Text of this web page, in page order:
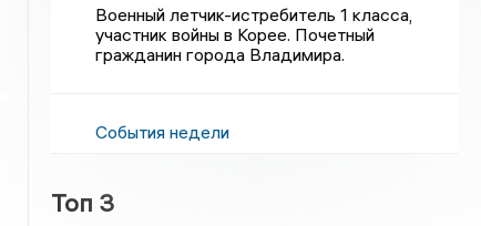
Военный летчик-истребитель 1 класса,
участник войны в Корее. Почетный
гражданин города Владимира.
События недели
Топ 3